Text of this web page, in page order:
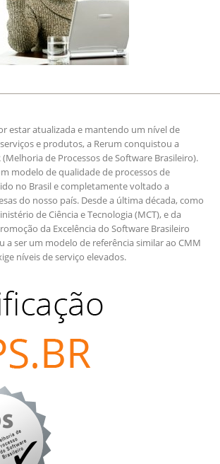
estar atualizada e mantendo um nível de
e produtos, a Rerum conquistou a
(Melhoria de Processos de Software Brasileiro).
modelo de qualidade de processos de
no Brasil e completamente voltado a
do nosso país. Desde a última década, como
de Ciência e Tecnologia (MCT), e da
da Excelência do Software Brasileiro
a ser um modelo de referência similar ao CMM
níveis de serviço elevados.